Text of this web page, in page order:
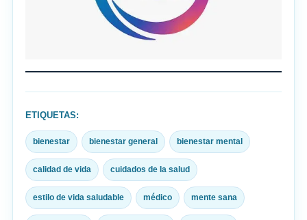
ETIQUETAS:
bienestar bienestar general bienestar mental
calidad de vida cuidados de la salud
estilo de vida saludable médico mente sana